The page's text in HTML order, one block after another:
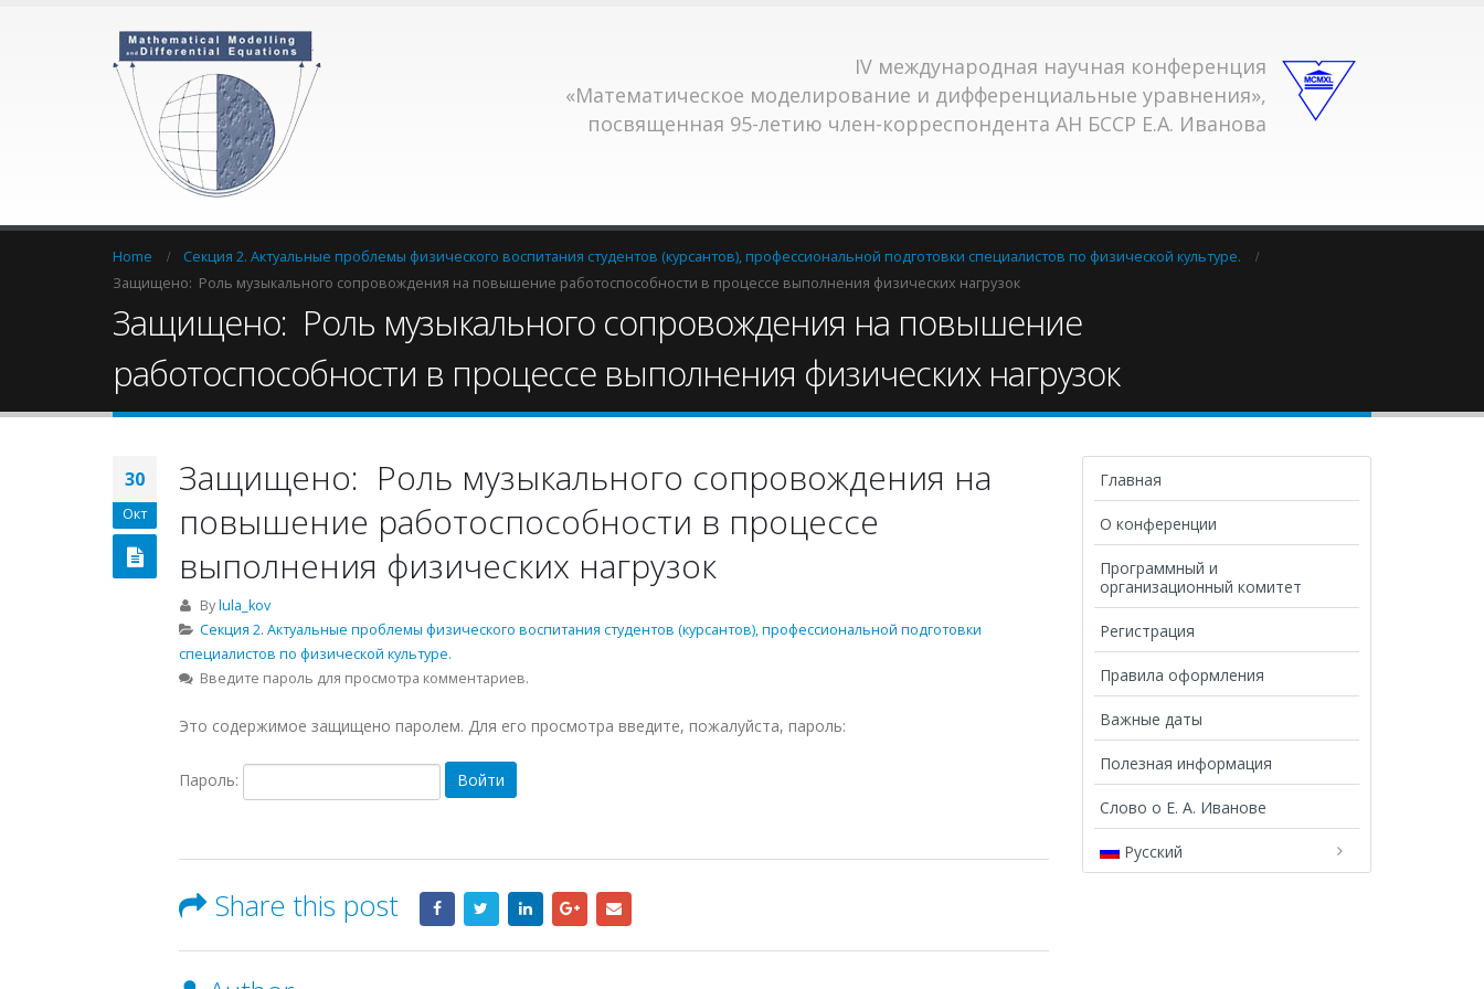
IV международная научная конференция
«Математическое моделирование и дифференциальные уравнения»,
посвященная 95-летию член-корреспондента АН БССР Е.А. Иванова
Home
Секция 2. Актуальные проблемы физического воспитания студентов (курсантов), профессиональной подготовки специалистов по физической культуре.
Защищено: Pоль музыкального сопровождения на повышение работоспособности в процессе выполнения физических нагрузок
Защищено: Pоль музыкального сопровождения на повышение
работоспособности в процессе выполнения физических нагрузок
30
Окт
Защищено: Pоль музыкального сопровождения на
повышение работоспособности в процессе
выполнения физических нагрузок
Bylula_kov
Секция 2. Актуальные проблемы физического воспитания студентов (курсантов), профессиональной подготовки
специалистов по физической культуре.
Введите пароль для просмотра комментариев.
Это содержимое защищено паролем. Для его просмотра введите, пожалуйста, пароль:
Пароль:
Share this post
Главная
О конференции
Программный и
организационный комитет
Регистрация
Правила оформления
Важные даты
Полезная информация
Слово о Е. А. Иванове
Русский